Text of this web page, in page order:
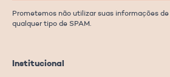
Institucional
Prometemos não utilizar suas informações
qualquer tipo de SPAM.